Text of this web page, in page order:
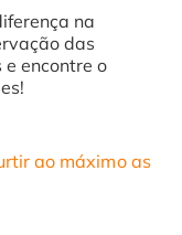
na
das
e encontre o